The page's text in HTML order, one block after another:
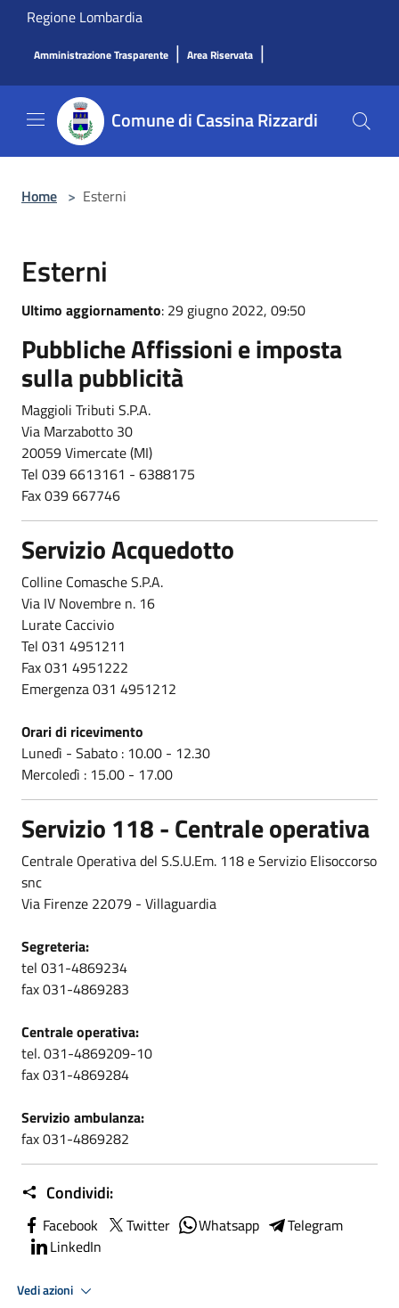
Salta al contenuto principale
Regione Lombardia
Amministrazione Trasparente | Area Riservata |
Comune di Cassina Rizzardi
Home > Esterni
Esterni
Ultimo aggiornamento: 29 giugno 2022, 09:50
Pubbliche Affissioni e imposta
sulla pubblicità
Maggioli Tributi S.P.A.
Via Marzabotto 30
20059 Vimercate (MI)
Tel 039 6613161 - 6388175
Fax 039 667746
Servizio Acquedotto
Colline Comasche S.P.A.
Via IV Novembre n. 16
Lurate Caccivio
Tel 031 4951211
Fax 031 4951222
Emergenza 031 4951212
Orari di ricevimento
Lunedì - Sabato : 10.00 - 12.30
Mercoledì : 15.00 - 17.00
Servizio 118 - Centrale operativa
Centrale Operativa del S.S.U.Em. 118 e Servizio Elisoccorso
snc
Via Firenze 22079 - Villaguardia
Segreteria:
tel 031-4869234
fax 031-4869283
Centrale operativa:
tel. 031-4869209-10
fax 031-4869284
Servizio ambulanza:
fax 031-4869282
Condividi:
Facebook Twitter Whatsapp
Telegram
LinkedIn
Vedi azioni